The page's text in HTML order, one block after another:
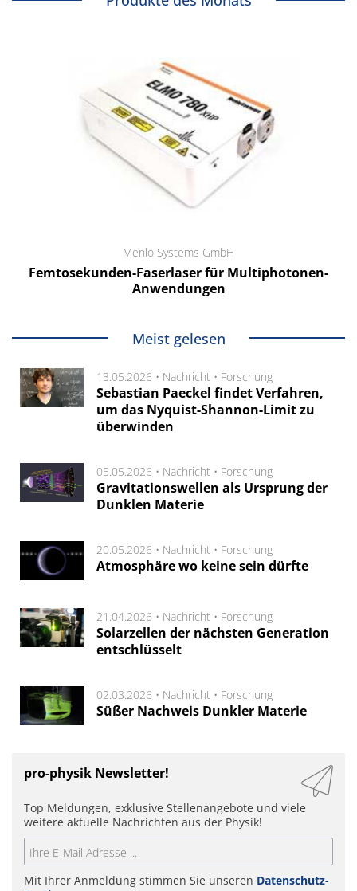
Menlo Systems GmbH
Femtosekunden-Faserlaser für Multiphotonen-
Anwendungen
Meist gelesen
13.05.2026 • Nachricht • Forschung
Sebastian Paeckel findet Verfahren,
um das Nyquist-Shannon-Limit zu
überwinden
05.05.2026 • Nachricht • Forschung
Gravitationswellen als Ursprung der
Dunklen Materie
20.05.2026 • Nachricht • Forschung
Atmosphäre wo keine sein dürfte
21.04.2026 • Nachricht • Forschung
Solarzellen der nächsten Generation
entschlüsselt
02.03.2026 • Nachricht • Forschung
Süßer Nachweis Dunkler Materie
pro-physik Newsletter!
Top Meldungen, exklusive Stellenangebote und viele
weitere aktuelle Nachrichten aus der Physik!
Mit Ihrer Anmeldung stimmen Sie unseren Datenschutz-